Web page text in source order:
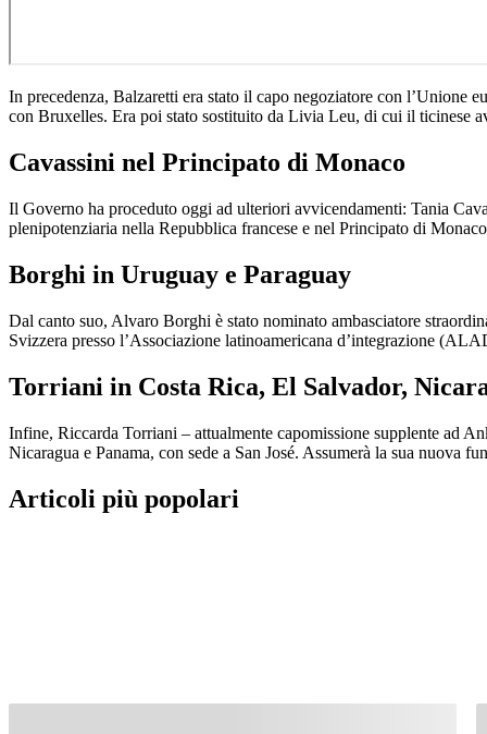
In precedenza, Balzaretti era stato il capo negoziatore con l’Unione
con Bruxelles. Era poi stato sostituito da Livia Leu, di cui il ticinese
Cavassini nel Principato di Monaco
Il Governo ha proceduto oggi ad ulteriori avvicendamenti: Tania
plenipotenziaria nella Repubblica francese e nel Principato di
Borghi in Uruguay e Paraguay
Dal canto suo, Alvaro Borghi è stato nominato ambasciatore
Svizzera presso l’Associazione latinoamericana d’integrazione
Torriani in Costa Rica, El Salvador,
Infine, Riccarda Torriani – attualmente capomissione supplente ad
Nicaragua e Panama, con sede a San José. Assumerà la sua nuova
Articoli più popolari